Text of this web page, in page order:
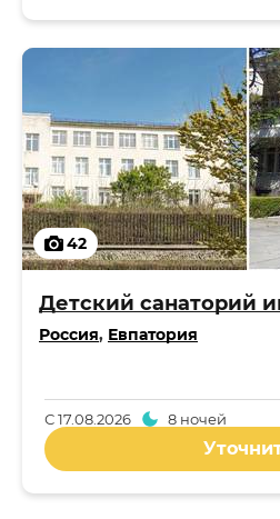
42
Детский санаторий
Россия, Евпатория
С17.08.2026 8 ночей